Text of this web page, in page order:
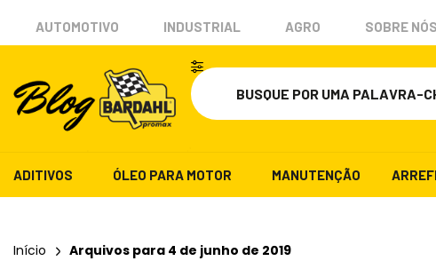
AUTOMOTIVO INDUSTRIAL AGRO SOBRE NÓS
ADITIVOS ÓLEO PARA MOTOR MANUTENÇÃO
Início Arquivos para 4 de junho de 2019